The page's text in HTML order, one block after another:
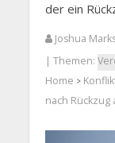
der ein
Joshua
| Themen:
Home >
nach